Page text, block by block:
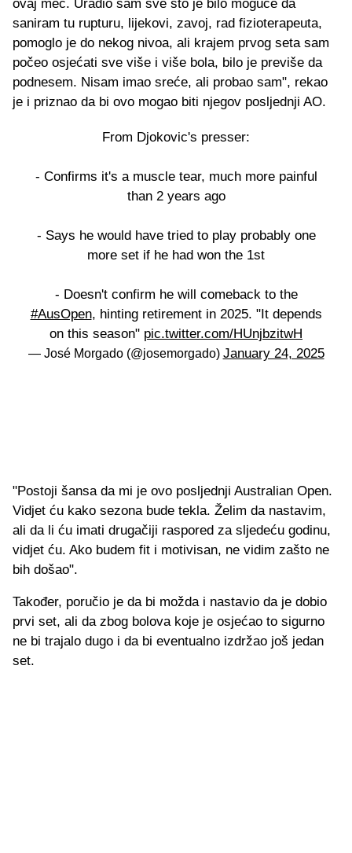
ovaj meč. Uradio sam sve što je bilo moguće da
saniram tu rupturu, lijekovi, zavoj, rad fizioterapeuta,
pomoglo je do nekog nivoa, ali krajem prvog seta sam
počeo osjećati sve više i više bola, bilo je previše da
podnesem. Nisam imao sreće, ali probao sam", rekao
je i priznao da bi ovo mogao biti njegov posljednji AO.
From Djokovic's presser:
- Confirms it's a muscle tear, much more painful
than 2 years ago
- Says he would have tried to play probably one
more set if he had won the 1st
- Doesn't confirm he will comeback to the
#AusOpen, hinting retirement in 2025. "It depends
on this season" pic.twitter.com/HUnjbzitwH
— José Morgado (@josemorgado) January 24, 2025
"Postoji šansa da mi je ovo posljednji Australian Open.
Vidjet ću kako sezona bude tekla. Želim da nastavim,
ali da li ću imati drugačiji raspored za sljedeću godinu,
vidjet ću. Ako budem fit i motivisan, ne vidim zašto ne
bih došao".
Također, poručio je da bi možda i nastavio da je dobio
prvi set, ali da zbog bolova koje je osjećao to sigurno
ne bi trajalo dugo i da bi eventualno izdržao još jedan
set.